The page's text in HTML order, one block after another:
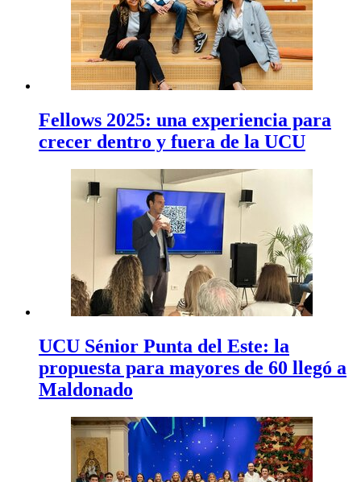
Fellows 2025: una experiencia para
crecer dentro y fuera de la UCU
UCU Sénior Punta del Este: la
propuesta para mayores de 60 llegó a
Maldonado